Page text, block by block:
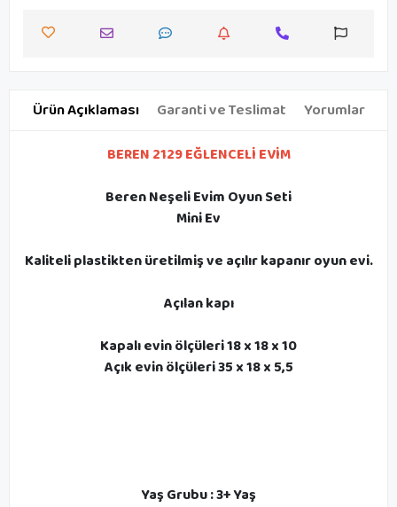
Ürün Açıklaması Garanti ve Teslimat Yorumlar
BEREN 2129 EĞLENCELİ EVİM
Beren Neşeli Evim Oyun Seti
Mini Ev
Kaliteli plastikten üretilmiş ve açılır kapanır oyun evi.
Açılan kapı
Kapalı evin ölçüleri 18 x 18 x 10
Açık evin ölçüleri 35 x 18 x 5,5
Yaş Grubu : 3+ Yaş